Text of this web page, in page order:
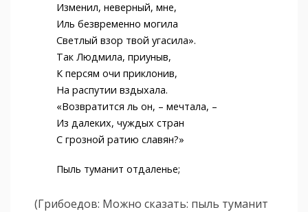
Изменил, неверный, мне,
Иль безвременно могила
Светлый взор твой угасила».
Так Людмила, приуныв,
К персям очи приклонив,
На распутии вздыхала.
«Возвратится ль он, – мечтала, –
Из далеких, чуждых стран
С грозной ратию славян?»
Пыль туманит отдаленье;
(Грибоедов: Можно сказать: пыль туманит